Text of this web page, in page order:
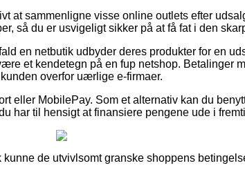
at sammenligne visse online outlets efter
så du er usvigeligt sikker på at få fat i den
en netbutik udbyder deres produkter for en
et kendetegn på en fup netshop. Betalinger
overfor uærlige e-firmaer.
eller MobilePay. Som et alternativ kan du
har til hensigt at finansiere pengene ude i
de utvivlsomt granske shoppens